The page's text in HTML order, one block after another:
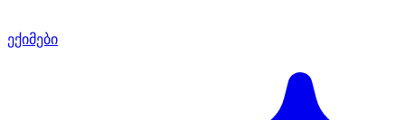
ექიმები